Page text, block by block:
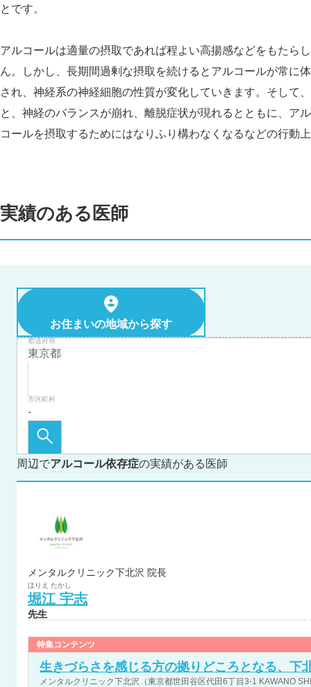
とです。
アルコールは適量の摂取であれば程よい高揚感などをもたら
ん。しかし、長期間過剰な摂取を続けるとアルコールが常に
され、神経系の神経細胞の性質が変化していきます。そして
と、神経のバランスが崩れ、離脱症状が現れるとともに、ア
コールを摂取するためにはなりふり構わなくなるなどの行動
実績のある医師
お住まいの地域から探す
都道府県
市区町村
周辺でアルコール依存症の実績がある医師
メンタルクリニック下北沢 院長
ほりえ たかし
堀江 宇志
先生
特集コンテンツ
生きづらさを感じる方の拠りどころとなる、下
メンタルクリニック下北沢（東京都世田谷区代田6丁目3-1 KAWANO